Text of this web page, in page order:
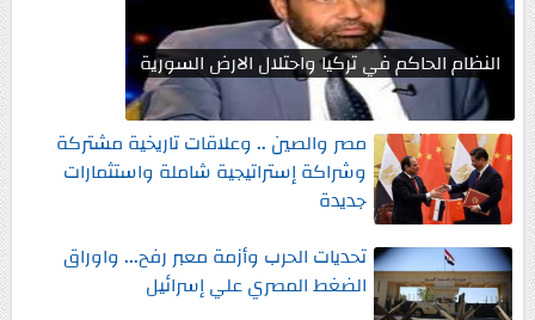
النظام الحاكم في تركيا واحتلال الارض السورية
مصر والصين .. وعلاقات تاريخية مشتركة
وشراكة إستراتيجية شاملة واستثمارات
جديدة
تحديات الحرب وأزمة معبر رفح... واوراق
الضغط المصري علي إسرائيل